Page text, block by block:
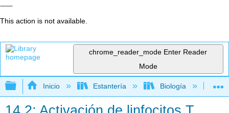
This action is not available.
chrome_reader_mode Enter Reader
Mode
Expandir/contraer jerarquía global
Inicio Estantería Biología